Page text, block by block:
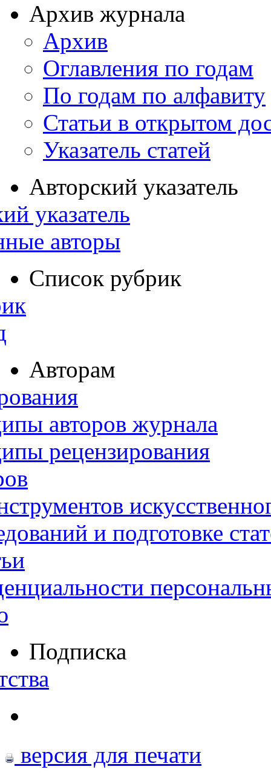
Архив журнала
Архив
Оглавления по годам
По годам по алфавиту
Статьи в открытом
Указатель статей
Авторский указатель
указатель
авторы
Список рубрик
Авторам
авторов журнала
рецензирования
и подготовке
Подписка
версия для печати